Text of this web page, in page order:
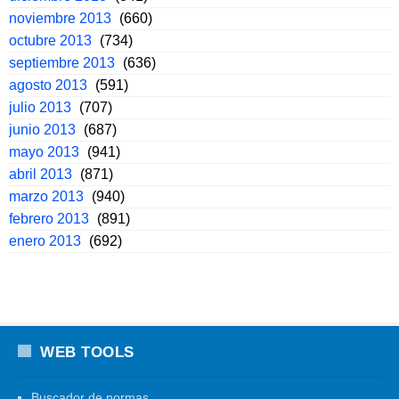
noviembre 2013 (660)
octubre 2013 (734)
septiembre 2013 (636)
agosto 2013 (591)
julio 2013 (707)
junio 2013 (687)
mayo 2013 (941)
abril 2013 (871)
marzo 2013 (940)
febrero 2013 (891)
enero 2013 (692)
WEB TOOLS